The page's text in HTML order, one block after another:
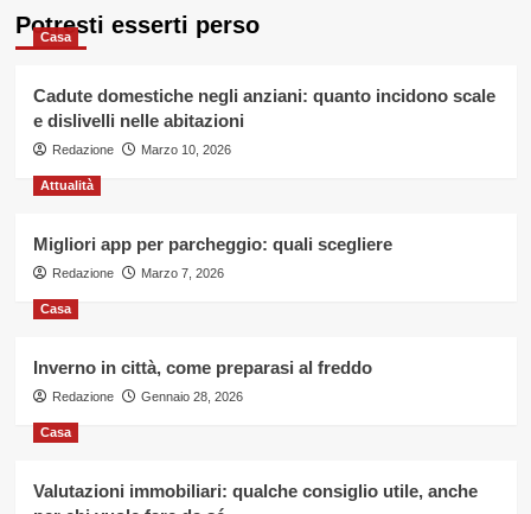
su
Come
ha
modificato
i
Potresti esserti perso
Casa
Cadute domestiche negli anziani: quanto incidono scale
e dislivelli nelle abitazioni
Redazione Marzo 10, 2026
Attualità
Migliori app per parcheggio: quali scegliere
Redazione Marzo 7, 2026
Casa
Inverno in città, come preparasi al freddo
Redazione Gennaio 28, 2026
Casa
Valutazioni immobiliari: qualche consiglio utile, anche